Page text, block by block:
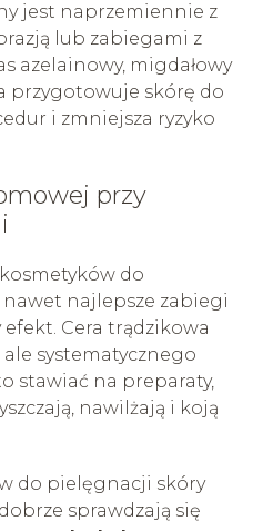
jest naprzemiennie z
lub zabiegami z
azelainowy, migdałowy
przygotowuje skórę do
i zmniejsza ryzyko
przy
do
najlepsze zabiegi
Cera trądzikowa
systematycznego
stawiać na preparaty,
nawilżają i koją
do pielęgnacji skóry
sprawdzają się